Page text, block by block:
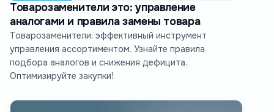
Товарозаменители это: управление
аналогами и правила замены товара
Товарозаменители: эффективный инструмент
управления ассортиментом. Узнайте правила
подбора аналогов и снижения дефицита.
Оптимизируйте закупки!